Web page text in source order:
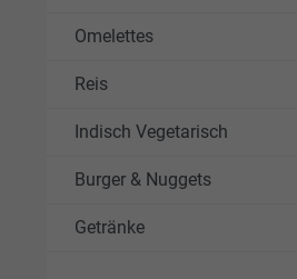
Omelettes
Reis
Indisch Vegetarisch
Burger & Nuggets
Getränke